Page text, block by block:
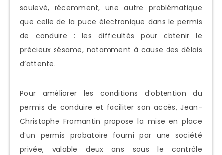
soulevé, récemment, une autre problématique
que celle de la puce électronique dans le permis
de conduire : les difficultés pour obtenir le
précieux sésame, notamment à cause des délais
d’attente.
Pour améliorer les conditions d’obtention du
permis de conduire et faciliter son accès, Jean-
Christophe Fromantin propose la mise en place
d’un permis probatoire fourni par une société
privée, valable deux ans sous le contrôle